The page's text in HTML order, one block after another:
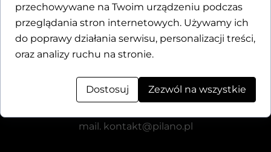
Dane kontaktowe
Motylewska 24
tel.+48 571 521 126
mail. kontakt@pilano.pl
przechowywane na Twoim urządzeniu podczas
przeglądania stron internetowych. Używamy ich
do poprawy działania serwisu, personalizacji treści,
oraz analizy ruchu na stronie.
Dostosuj Zezwól na wszystkie